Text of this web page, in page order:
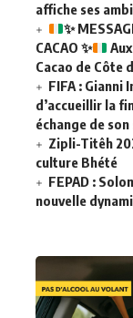
affiche ses
✨
CACAO ✨
Cacao de Côte
FIFA :
d’accueillir la
échange de
Zipli-Titêh
culture Bhété
FEPAD :
nouvelle